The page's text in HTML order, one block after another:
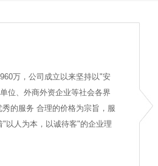
万，公司成立以来坚持以"安
位、外商外资企业等社会各界
的服务 合理的价格为宗旨，服
以人为本，以诚待客"的企业理